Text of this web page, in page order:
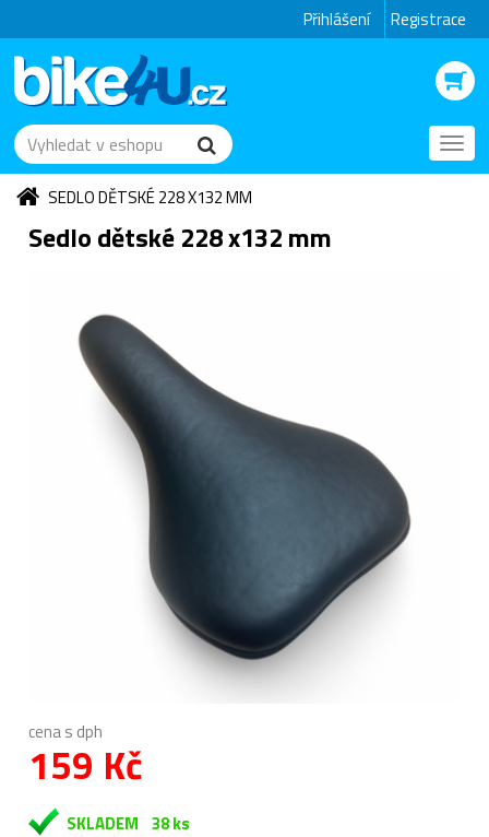
Přihlášení Registrace
SEDLO DĚTSKÉ 228 X132 MM
Sedlo dětské 228 x132 mm
cena s dph
159 Kč
SKLADEM 38 ks